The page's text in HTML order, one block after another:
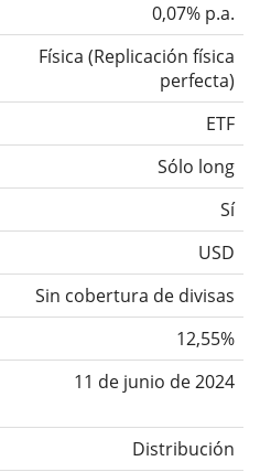
0,07% p.a.
Física (Replicación física
perfecta)
ETF
Sólo long
Sí
USD
Sin cobertura de divisas
12,55%
11 de junio de 2024
Distribución